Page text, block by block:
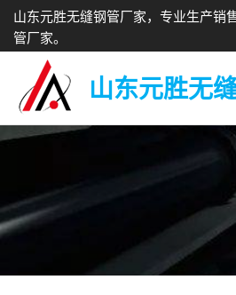
山东元胜无缝钢管厂家，专业生产销
管厂家。
山东元胜无